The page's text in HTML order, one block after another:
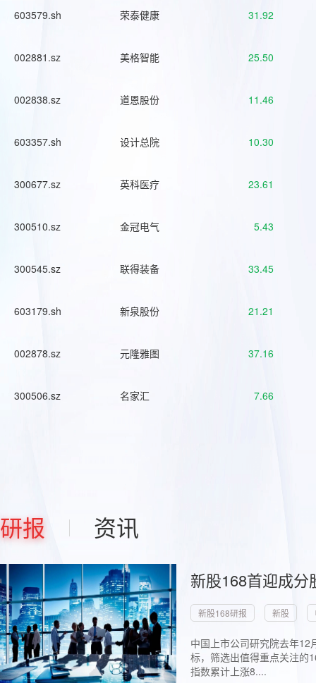
603579.sh 荣泰健康 31.92
002881.sz 美格智能 25.50
002838.sz 道恩股份 11.46
603357.sh 设计总院 10.30
300677.sz 英科医疗 23.61
300510.sz 金冠电气 5.43
300545.sz 联得装备 33.45
603179.sh 新泉股份 21.21
002878.sz 元隆雅图 37.16
300506.sz 名家汇 7.66
研报 资讯
新股168首迎成
新股168研报 新股
中国上市公司研究院去年
标，筛选出值得重点关注的
指数累计上涨8....